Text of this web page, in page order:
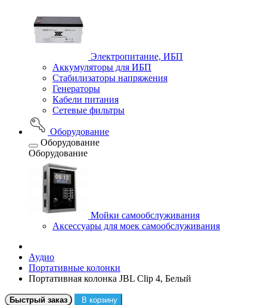
Электропитание, ИБП
Аккумуляторы для ИБП
Стабилизаторы напряжения
Генераторы
Кабели питания
Сетевые фильтры
Оборудование
Оборудование
Оборудование
Мойки самообслуживания
Аксессуары для моек самообслуживания
Аудио
Портативные колонки
Портативная колонка JBL Clip 4, Белый
Быстрый заказ В корзину